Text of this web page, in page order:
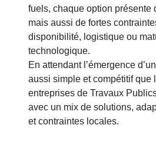
fuels, chaque option présente
mais aussi de fortes
disponibilité, logistique ou
technologique.
En attendant l’émergence
aussi simple et compétitif que
entreprises de Travaux
avec un mix de solutions,
et contraintes locales.